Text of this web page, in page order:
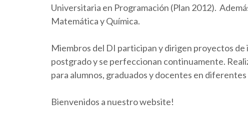
Universitaria en Programación (Plan 2012).
Matemática y Química.
Miembros del DI participan y dirigen proyectos
postgrado y se perfeccionan continuamente.
para alumnos, graduados y docentes en
Bienvenidos a nuestro website!